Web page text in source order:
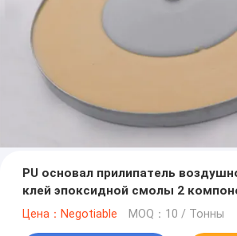
PU основал прилипатель
клей эпоксидной смолы 2
олова
Цена：Negotiable MOQ：10 / Тонны